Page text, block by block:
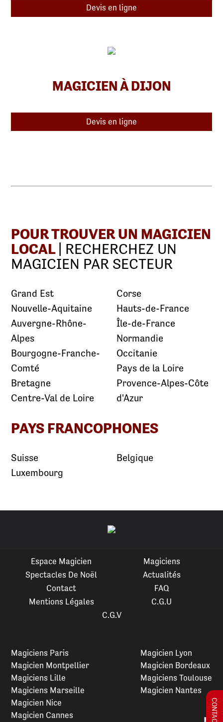
Devis en ligne
MAGICIEN À DIJON
Devis en ligne
POUR TROUVER UN MAGICIEN
LOCAL | RECHERCHEZ UN
MAGICIEN PAR SECTEUR
Grand Est
Nouvelle-Aquitaine
Auvergne-Rhône-
Alpes
Bourgogne-Franche-
Comté
Bretagne
Centre-Val de Loire
Corse
Hauts-de-France
Île-de-France
Normandie
Occitanie
Pays de la Loire
Provence-Alpes-Côte
d'Azur
PAYS FRANCOPHONES
Suisse
Luxembourg
Belgique
Espace Magicien
Magiciens
Spectacles De Noël
Actualités
Contact
FAQ
Mentions Légales
C.G.U
C.G.V
Magiciens Paris
Magicien Montpellier
Magiciens Lille
Magiciens Marseille
Magicien Lyon
Magicien Bordeaux
Magiciens Toulouse
Magicien Nantes
Magicien Nice
Magicien Cannes